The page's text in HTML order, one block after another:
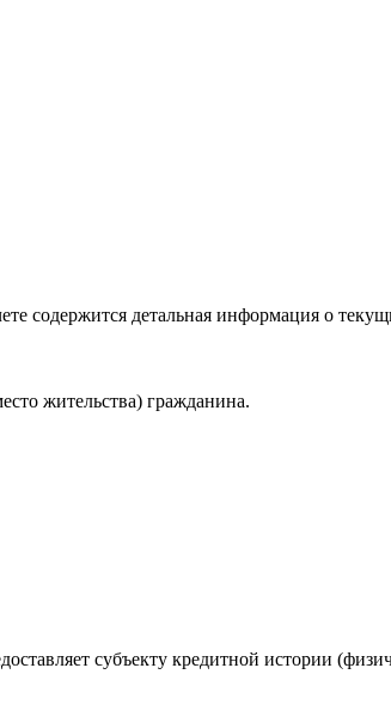
содержится детальная информация о
жительства) гражданина.
субъекту кредитной истории